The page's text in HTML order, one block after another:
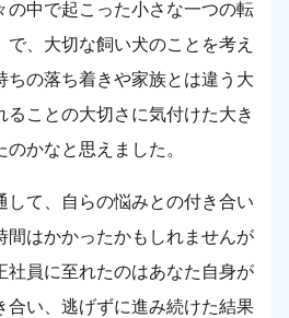
の中で起こった小さな一つの転
、大切な飼い犬のことを考え
ちの落ち着きや家族とは違う大
ることの大切さに気付けた大き
かなと思えました。
して、自らの悩みとの付き合い
間はかかったかもしれませんが
社員に至れたのはあなた自身が
合い、逃げずに進み続けた結果